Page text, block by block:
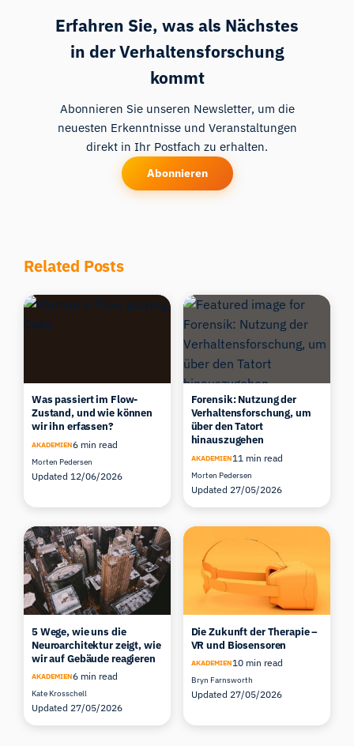
Erfahren Sie, was als Nächstes
in der Verhaltensforschung
kommt
Abonnieren Sie unseren Newsletter, um die
neuesten Erkenntnisse und Veranstaltungen
direkt in Ihr Postfach zu erhalten.
Abonnieren
Related Posts
Was passiert im Flow-
Zustand, und wie können
wir ihn erfassen?
AKADEMIEN6 min read
Morten Pedersen
Updated 12/06/2026
Forensik: Nutzung der
Verhaltensforschung, um
über den Tatort
hinauszugehen
AKADEMIEN11 min read
Morten Pedersen
Updated 27/05/2026
5 Wege, wie uns die
Neuroarchitektur zeigt, wie
wir auf Gebäude reagieren
AKADEMIEN6 min read
Kate Krosschell
Updated 27/05/2026
Die Zukunft der Therapie –
VR und Biosensoren
AKADEMIEN10 min read
Bryn Farnsworth
Updated 27/05/2026